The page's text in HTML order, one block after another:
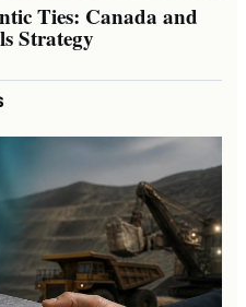
Ties: Canada and
Strategy